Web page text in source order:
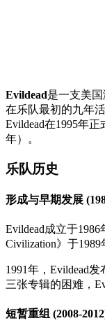
Evildead是一支美
在乐队最初的九年
Evildead在1995年
年）。
乐队历史
形成与早期发展
Evildead成立于
Civilization》于
1991年，Evildead
三张专辑的困难，
短暂重组 (2008-